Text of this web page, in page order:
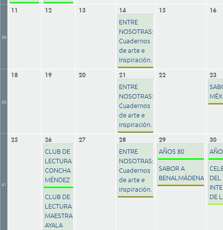
39
11 12 13 14
ENTRE
NOSOTRAS:
Cuadernos
de arte e
inspiración.
15 16
40
18 19 20 21
ENTRE
NOSOTRAS:
Cuadernos
de arte e
inspiración.
22 23
41
25 26
CLUB DE
LECTURA
CONCHA
MÉNDEZ
CLUB DE
LECTURA
MAESTRA
AYALA
27 28
ENTRE
NOSOTRAS:
Cuadernos
de arte e
inspiración.
29
AÑOS 80
SABOR A
BENALMÁDENA
30
DEL
DE